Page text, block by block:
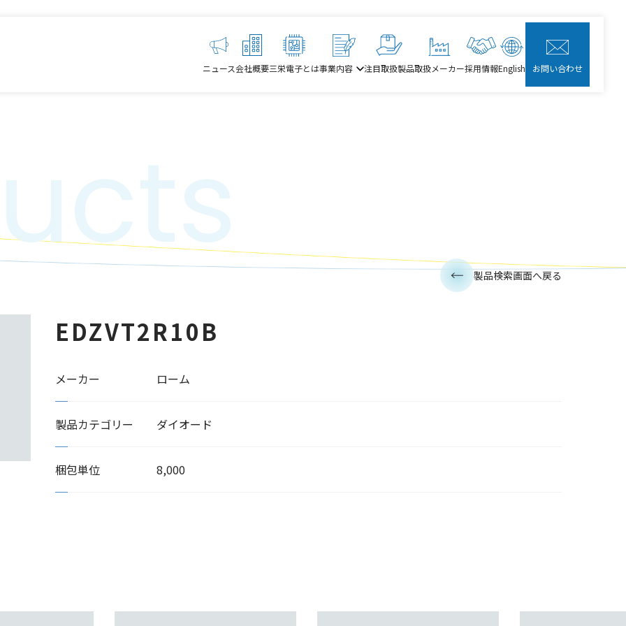
ニュース会社概要三栄電子とは事業内容 注目取扱製品取扱メーカー採用情報English お問い合わせ
EDZVT2R10B
メーカー ローム
製品カテゴリー ダイオード
梱包単位 8,000
製品検索画面へ戻る